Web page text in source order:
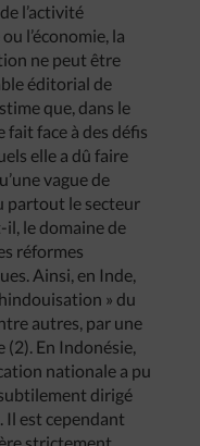
l’activité
l’économie, la
ne peut être
éditorial de
que, dans le
fait face à des défis
elle a dû faire
vague de
partout le secteur
il, le domaine de
réformes
Ainsi, en Inde,
» du
autres, par une
(2). En Indonésie,
nationale a pu
dirigé
Il est cependant